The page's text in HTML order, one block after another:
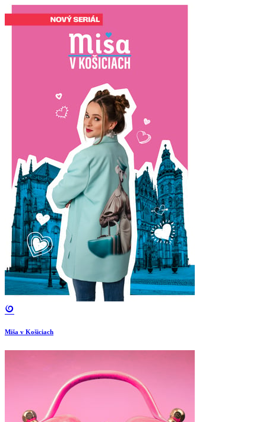
Miša v Košiciach